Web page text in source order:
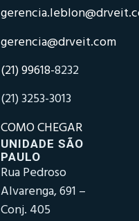
gerencia@drveit.com
(21) 99618-8232
(21) 3253-3013
COMO CHEGAR
UNIDADE SÃO
PAULO
Rua Pedroso
Alvarenga, 691 –
Conj. 405